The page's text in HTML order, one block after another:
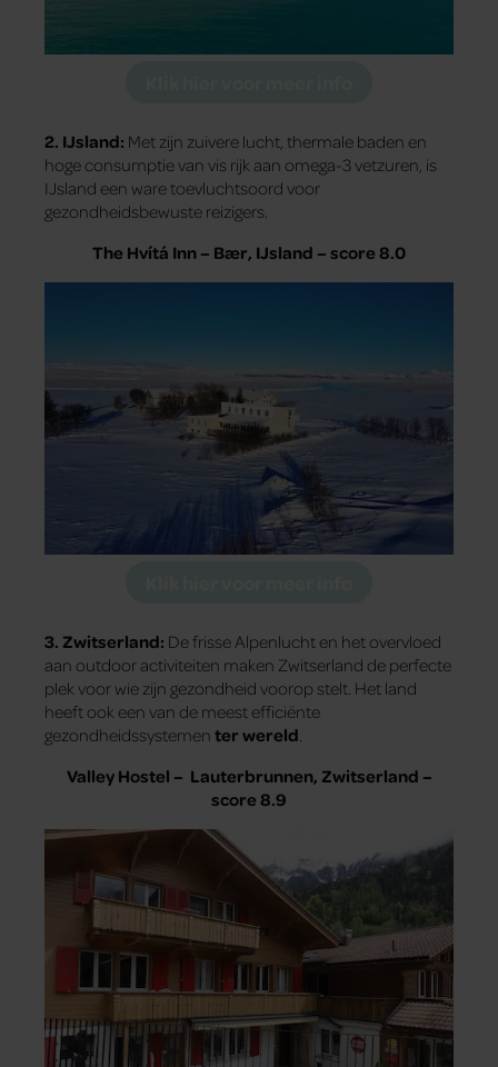
2. IJsland: Met zijn zuivere lucht, thermale baden en
hoge consumptie van vis rijk aan omega-3 vetzuren, is
IJsland een ware toevluchtsoord voor
gezondheidsbewuste reizigers.
The Hvítá Inn – Bær, IJsland – score 8.0
3. Zwitserland: De frisse Alpenlucht en het overvloed
aan outdoor activiteiten maken Zwitserland de perfecte
plek voor wie zijn gezondheid voorop stelt. Het land
heeft ook een van de meest efficiënte
gezondheidssystemen ter wereld.
Valley Hostel – Lauterbrunnen, Zwitserland –
score 8.9